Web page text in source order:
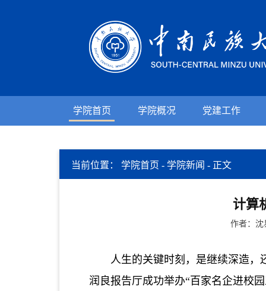
学院首页 学院概况 党建工作
当前位置： 学院首页 - 学院新闻 - 正文
计算
作者：
人生的关键时刻，是继续深造，
润良报告厅成功举办“百家名企进校